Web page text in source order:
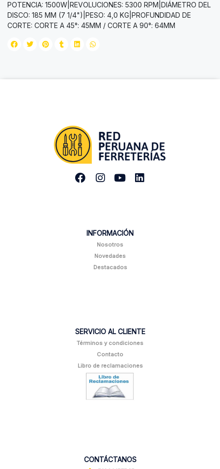
POTENCIA: 1500W|REVOLUCIONES: 5300 RPM|DIÁMETRO DEL
DISCO: 185 MM (7 1/4")|PESO: 4,0 KG|PROFUNDIDAD DE
CORTE: CORTE A 45°: 45MM / CORTE A 90°: 64MM
INFORMACIÓN
Nosotros
Novedades
Destacados
SERVICIO AL CLIENTE
Términos y condiciones
Contacto
Libro de reclamaciones
CONTÁCTANOS